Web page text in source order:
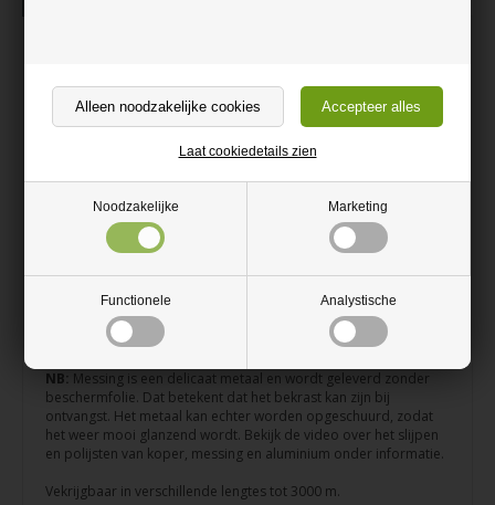
Noodzakelijke Marketing
Functionele Analystische
Laat cookiedetails zien
Vierkante messing staaf op maat gesneden
Kan met een haakse slijper worden uitgezaagd
Messing heeft een esthetisch aantrekkelijke gouden kleur met
bevatten die de corrosiebescherming verhogen (aluminium, tin,
arseen), de sterkte (aluminium, ijzer, mangaan) of de
verwerkbaarheid.
NB: Messing is een delicaat metaal en wordt geleverd zonder
beschermfolie. Dat betekent dat het bekrast kan zijn bij
ontvangst. Het metaal kan echter worden opgeschuurd, zodat
het weer mooi glanzend wordt. Bekijk de video over het slijpen
en polijsten van koper, messing en aluminium onder informatie.
Vekrijgbaar in verschillende lengtes tot 3000 m.